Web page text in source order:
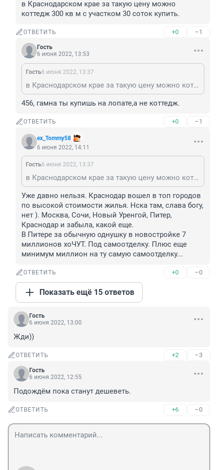
в Краснодарском крае за такую цену можно
коттедж 300 кв м с участком 30 соток купить.
ОТВЕТИТЬ +0 –1
Гость
6 июня 2022, 13:53
Гость6 июня 2022, 13:37
в Краснодарском крае за такую цену можно коттедж 300 кв м с участком 30 соток купить.
456, гамна ты купишь на лопате,а не коттедж.
ОТВЕТИТЬ +0 –1
ex_Tommy58
6 июня 2022, 14:11
Гость6 июня 2022, 13:37
в Краснодарском крае за такую цену можно коттедж 300 кв м с участком 30 соток купить.
Уже давно нельзя. Краснодар вошел в топ городов
по высокой стоимости жилья. Нска там, слава богу,
нет ). Москва, Сочи, Новый Уренгой, Питер,
Краснодар и забыла, какой еще.
В Питере за обычную однушку в новостройке 7
миллионов хоЧУТ. Под самоотделку. Плюс еще
минимум миллион на ту самую самоотделку...
ОТВЕТИТЬ +0 –0
Показать ещё 15 ответов
Гость
6 июня 2022, 13:00
Жди))
ОТВЕТИТЬ +2 –3
Гость
6 июня 2022, 12:55
Подождём пока станут дешеветь.
ОТВЕТИТЬ +6 –0